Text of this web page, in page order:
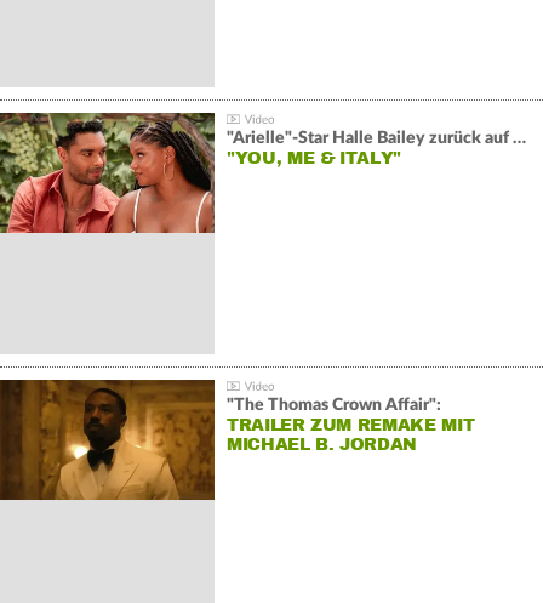
"Arielle"-Star Halle Bailey zurück auf der Leinwand:
"YOU, ME & ITALY"
"The Thomas Crown Affair":
TRAILER ZUM REMAKE MIT
MICHAEL B. JORDAN